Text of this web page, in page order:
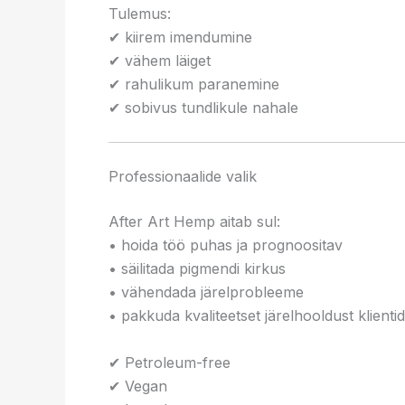
Tulemus:
✔ kiirem imendumine
✔ vähem läiget
✔ rahulikum paranemine
✔ sobivus tundlikule nahale
Professionaalide valik
After Art Hemp aitab sul:
• hoida töö puhas ja prognoositav
• säilitada pigmendi kirkus
• vähendada järelprobleeme
• pakkuda kvaliteetset järelhooldust
✔ Petroleum-free
✔ Vegan